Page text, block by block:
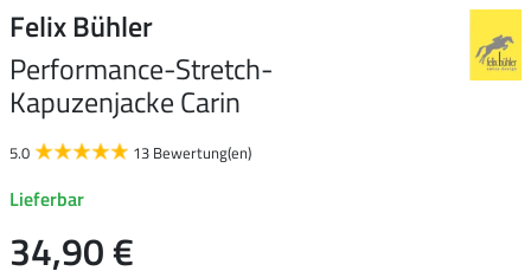
Felix Bühler
Performance-Stretch-
Kapuzenjacke Carin
5.0 13 Bewertung(en)
Lieferbar
34,90 €